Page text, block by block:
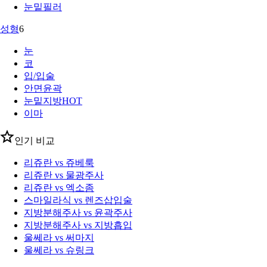
눈밑필러
성형6
눈
코
입/입술
안면윤곽
눈밑지방HOT
이마
인기 비교
리쥬란 vs 쥬베룩
리쥬란 vs 물광주사
리쥬란 vs 엑소좀
스마일라식 vs 렌즈삽입술
지방분해주사 vs 윤곽주사
지방분해주사 vs 지방흡입
울쎄라 vs 써마지
울쎄라 vs 슈링크